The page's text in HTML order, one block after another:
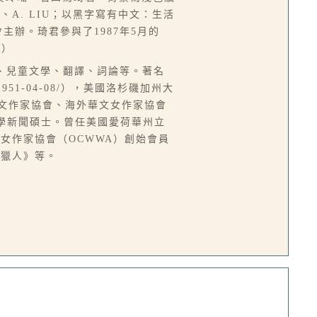
A. LIU；以黑字寫有中文：生活
辦。琦君參與了1987年5月的
童文學、翻譯、詞論等。著名
04-08/），美國洛杉磯加州大
作家協會、海外華文女作家協會
聞碩士。曾任美國愛荷華州立
作家協會（OCWWA）創始會員
人》等。